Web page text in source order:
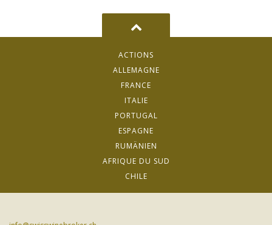
ACTIONS
ALLEMAGNE
FRANCE
ITALIE
PORTUGAL
ESPAGNE
RUMÄNIEN
AFRIQUE DU SUD
CHILE